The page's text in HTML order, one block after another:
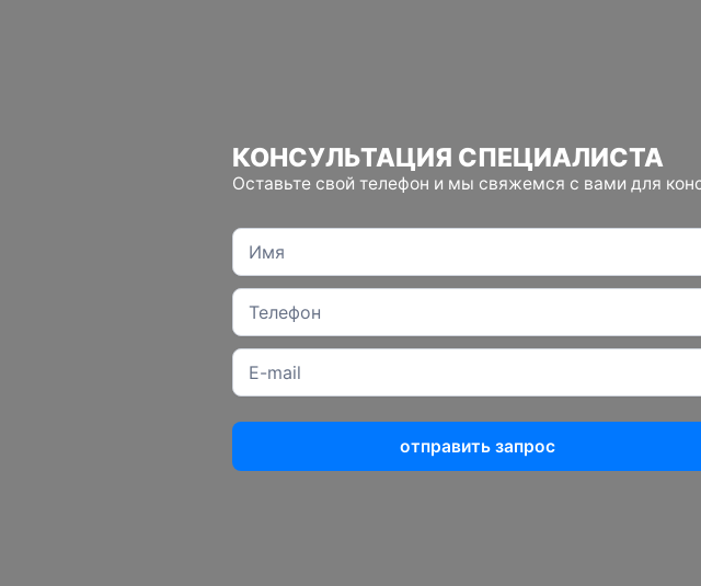
КОНСУЛЬТАЦИЯ СПЕЦИАЛИСТА
Оставьте свой телефон и мы свяжемся с вами для
отправить запрос